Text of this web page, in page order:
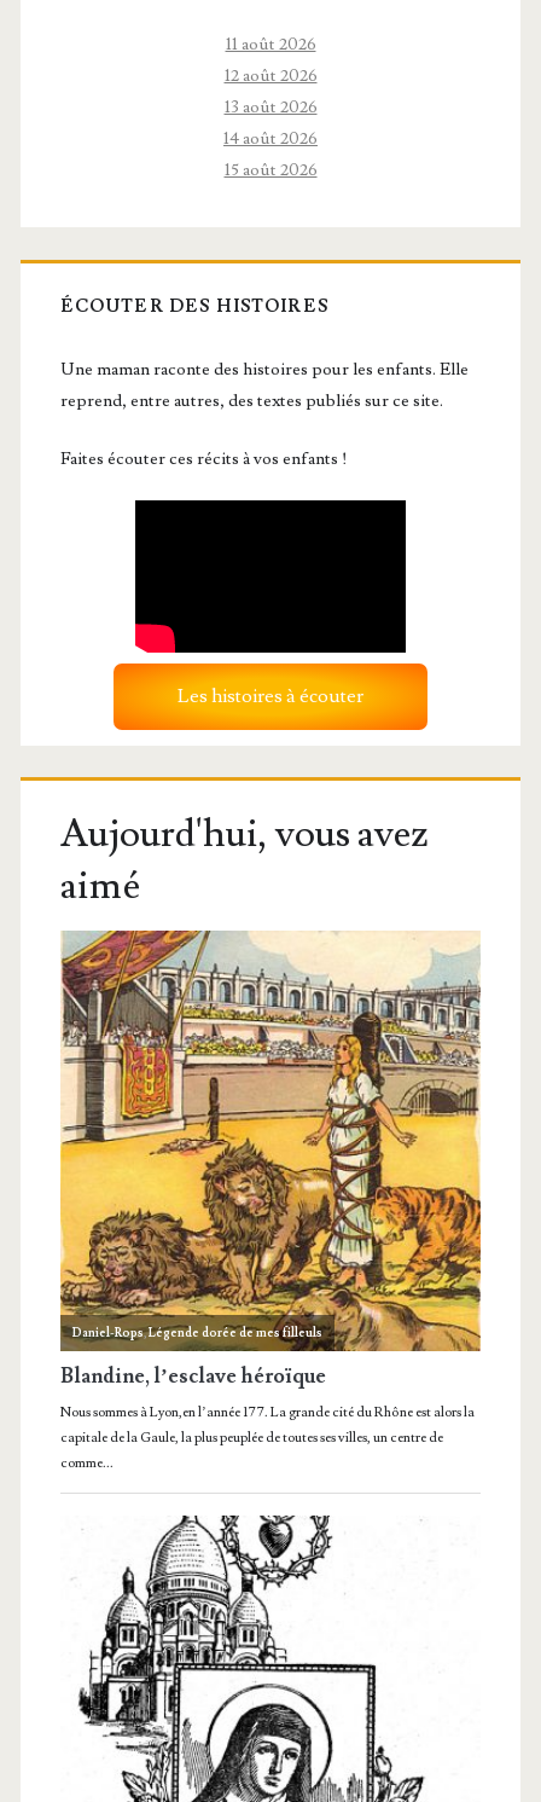
11 août 2026
12 août 2026
13 août 2026
14 août 2026
15 août 2026
ÉCOUTER DES HISTOIRES
Une maman raconte des histoires pour les enfants. Elle
reprend, entre autres, des textes publiés sur ce site.
Faites écouter ces récits à vos enfants !
Les histoires à écouter
Aujourd'hui, vous avez
aimé